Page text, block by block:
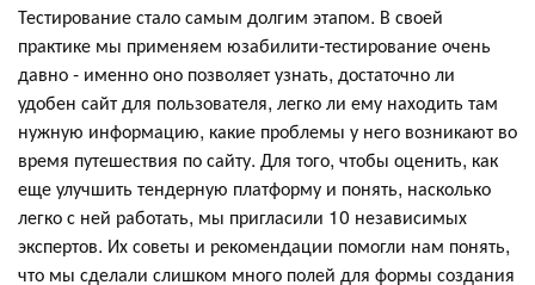
Тестирование стало самым долгим этапом. В своей
практике мы применяем юзабилити-тестирование очень
давно - именно оно позволяет узнать, достаточно ли
удобен сайт для пользователя, легко ли ему находить там
нужную информацию, какие проблемы у него возникают во
время путешествия по сайту. Для того, чтобы оценить, как
еще улучшить тендерную платформу и понять, насколько
легко с ней работать, мы пригласили 10 независимых
экспертов. Их советы и рекомендации помогли нам понять,
что мы сделали слишком много полей для формы создания